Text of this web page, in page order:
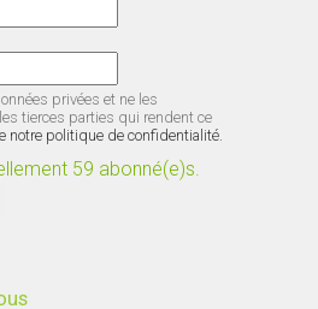
privées et ne les
tierces parties qui rendent ce
notre politique de confidentialité.
59 abonné(e)s.